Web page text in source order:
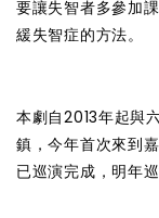
要讓失智者多參加
緩失智症的方法。
本劇自2013年起與
鎮，今年首次來到
已巡演完成，明年